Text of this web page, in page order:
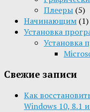
Плееры (5)
Начинающим (1)
Установка
Установка
Свежие записи
Как
Windows 10, 8.1